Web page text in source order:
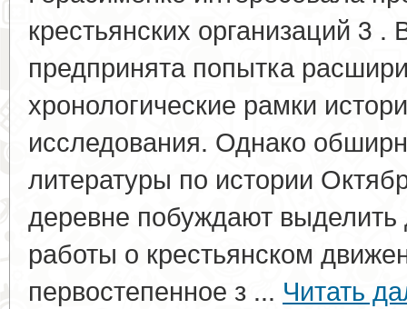
крестьянских организаций 3
предпринята попытка
хронологические рамки
исследования. Однако
литературы по истории
деревне побуждают
работы о крестьянском
первостепенное з ... Читать